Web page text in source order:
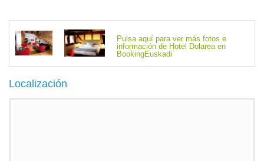
Pulsa aquí para ver más fotos e
información de Hotel Dolarea en
BookingEuskadi
Localización